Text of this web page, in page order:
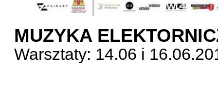
MUZYKA
Warsztaty: 14.06 i